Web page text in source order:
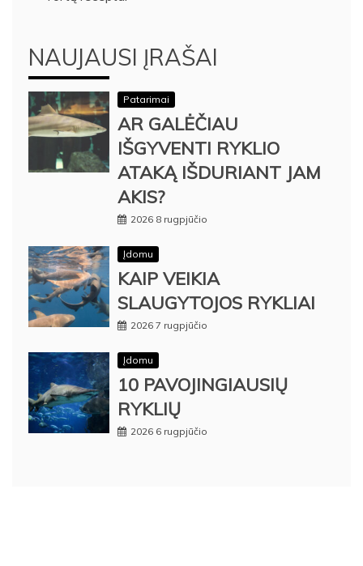
NAUJAUSI ĮRAŠAI
Patarimai
AR GALĖČIAU
IŠGYVENTI RYKLIO
ATAKĄ IŠDURIANT JAM
AKIS?
2026 8 rugpjūčio
Įdomu
KAIP VEIKIA
SLAUGYTOJOS RYKLIAI
2026 7 rugpjūčio
Įdomu
10 PAVOJINGIAUSIŲ
RYKLIŲ
2026 6 rugpjūčio